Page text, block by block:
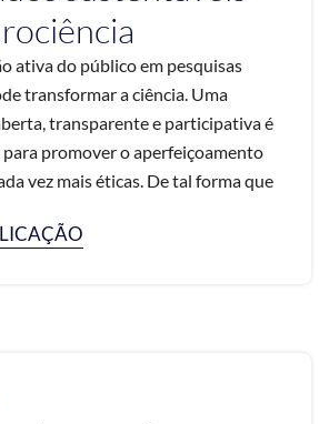
ativa do público em pesquisas
transformar a ciência. Uma
transparente e participativa é
promover o aperfeiçoamento
vez mais éticas. De tal forma que